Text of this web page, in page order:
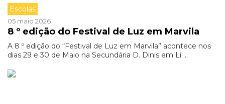
Escolas
05 maio 2026
8 º edição do Festival de Luz em Marvila
A 8 º edição do “Festival de Luz em Marvila” acontece nos
dias 29 e 30 de Maio na Secundária D. Dinis em Li ...